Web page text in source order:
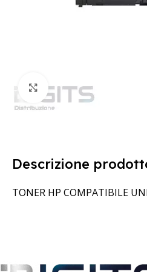
Clicca per ingrandire
Descrizione
TONER HP COMPATIBILE